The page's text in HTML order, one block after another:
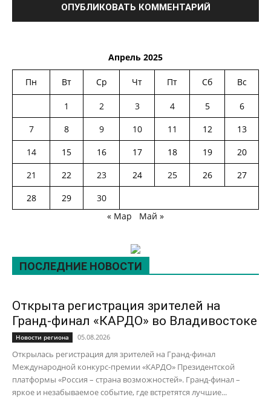
Апрель 2025
Пн Вт Ср Чт Пт Сб Вс
1 2 3 4 5
6
7
8 9 10 11 12
13
14
15 16 17 18 19
20
21
22 23 24 25 26
27
28
29
30
« Мар
Май »
ПОСЛЕДНИЕ НОВОСТИ
Открыта регистрация зрителей на
Гранд-финал «КАРДО» во Владивостоке
Новости региона 05.08.2026
Открылась регистрация для зрителей на Гранд-финал
Международной конкурс-премии «КАРДО» Президентской
платформы «Россия – страна возможностей». Гранд-финал –
яркое и незабываемое событие, где встретятся лучшие...